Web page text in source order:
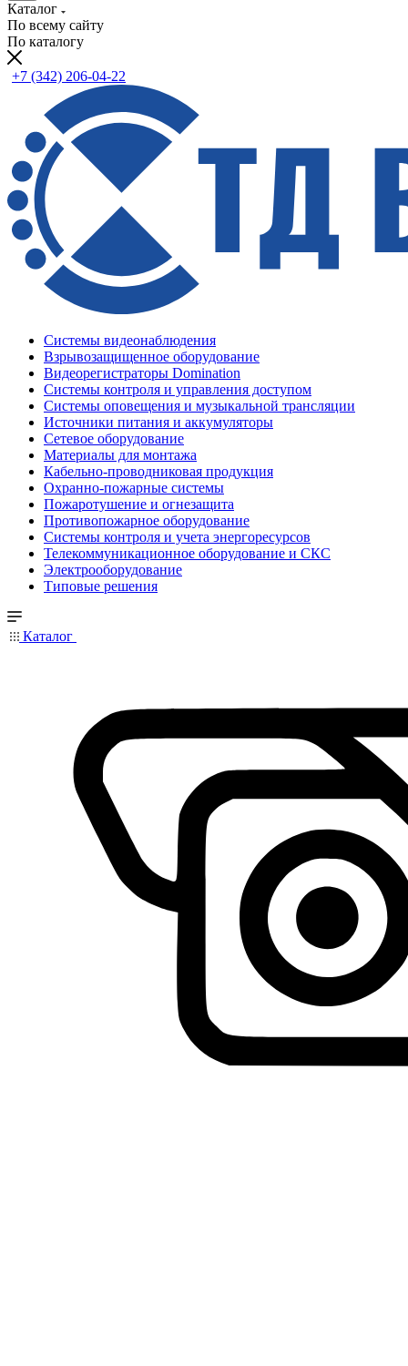
Каталог
По всему сайту
По каталогу
+7 (342) 206-04-22
Системы видеонаблюдения
Взрывозащищенное оборудование
Видеорегистраторы Domination
Системы контроля и управления доступом
Системы оповещения и музыкальной трансляции
Источники питания и аккумуляторы
Сетевое оборудование
Материалы для монтажа
Кабельно-проводниковая продукция
Охранно-пожарные системы
Пожаротушение и огнезащита
Противопожарное оборудование
Системы контроля и учета энергоресурсов
Телекоммуникационное оборудование и СКС
Электрооборудование
Типовые решения
Каталог